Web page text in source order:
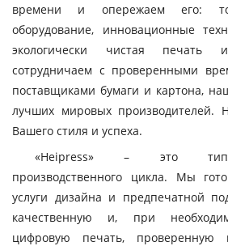
времени и опережаем его:
оборудование, инновационные
экологически чистая
сотрудничаем с проверенными
поставщиками бумаги и картона,
лучших мировых производителей.
Вашего стиля и успеха.
«Heipress» – это
производственного цикла. Мы
услуги дизайна и предпечатной
качественную и, при
цифровую печать, проверенную